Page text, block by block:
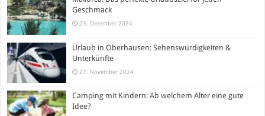
Geschmack
23. Dezember 2024
Urlaub in Oberhausen: Sehenswürdigkeiten &
Unterkünfte
27. November 2024
Camping mit Kindern: Ab welchem Alter eine gute
Idee?